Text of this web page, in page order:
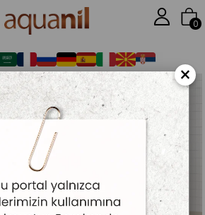
0
FORADO (5 MM SÜRGÜLÜ SİSTEM) MANASTIR
×